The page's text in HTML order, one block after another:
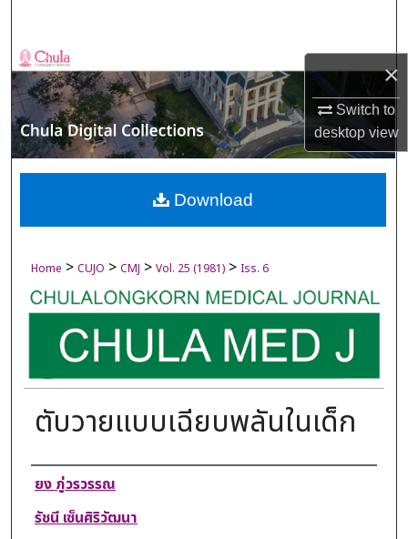
×
Switch to
desktopview
Browse Collections
My Account
About
Digital Commons Network™
Home > CUJO > CMJ > Vol. 25 (1981) > Iss. 6
ตับวายแบบเฉียบพลันในเด็ก
Authors
ยง ภู่วรวรรณ
รัชนี เซ็นศิริวัฒนา
Download